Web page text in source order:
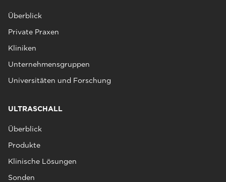
Überblick
Private Praxen
Kliniken
Unternehmensgruppen
Universitäten und Forschung
ULTRASCHALL
Überblick
Produkte
Klinische Lösungen
Sonden